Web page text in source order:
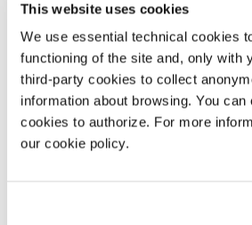
This website uses cookies
We use essential technical cookies
functioning of the site and, only with
third-party cookies to collect
information about browsing. You can
cookies to authorize. For more
our cookie policy.
La composizione di scenari
contesto omoerotico prende
criptopornografico di Bob Mizer.
film, volevo realizzare qualcosa di
racconto morale sull’impudenza
all’interno degli spogliatoi. La
armadietti malandati in qualche
colonna sonora.